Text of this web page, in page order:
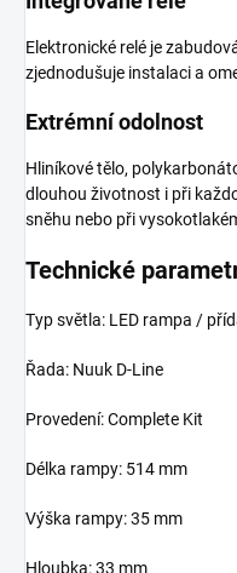
Elektronické relé je
zjednodušuje instalaci a
Extrémní odolnost
Hliníkové tělo,
dlouhou životnost i při
sněhu nebo při
Technické
Typ světla: LED rampa /
Řada: Nuuk D-Line
Provedení: Complete Kit
Délka rampy: 514 mm
Výška rampy: 35 mm
Hloubka: 33 mm